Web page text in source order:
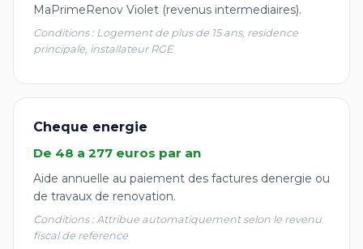
MaPrimeRenov Violet (revenus intermediaires).
Conditions : Logement de plus de 15 ans, residence
principale, installateur RGE
Cheque energie
De 48 a 277 euros par an
Aide annuelle au paiement des factures denergie ou
de travaux de renovation.
Conditions : Attribue automatiquement selon le revenu
fiscal de reference